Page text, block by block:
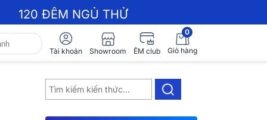
120 ĐÊM NGỦ THỬ
Tài khoản Showroom ÊM club
0
Giỏ hàng